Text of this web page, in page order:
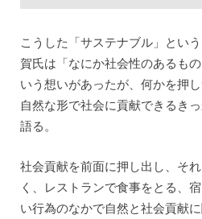
こうした「サステナブル」とい
賀氏は「なにか社会性のあるも
いう想いがあったが、何かを押
自然な形で社会に貢献できるき
語る。
社会貢献を前面に押し出し、そ
く、レストランで食事をとる、
い行為のなかで自然と社会貢献